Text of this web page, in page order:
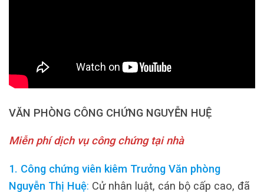
VĂN PHÒNG CÔNG CHỨNG NGUYỄN HUỆ
Miễn phí dịch vụ công chứng tại nhà
1. Công chứng viên kiêm Trưởng Văn phòng
Nguyễn Thị Huệ: Cử nhân luật, cán bộ cấp cao, đã